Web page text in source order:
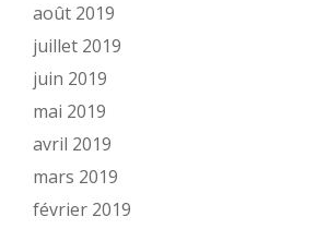
août 2019
juillet 2019
juin 2019
mai 2019
avril 2019
mars 2019
février 2019